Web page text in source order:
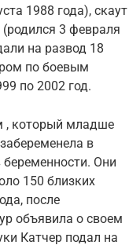
1988 года), скаут
3 февраля
на развод 18
по боевым
по 2002 год.
, который младше
в
беременности. Они
150 близких
после
объявила о своем
Катчер подал на